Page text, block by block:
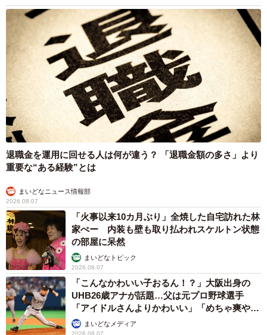
退職金を運用に回せる人は何が違う？ 「退職金額の多さ」より
重要な“ある経験”とは
まいどなニュース情報部
2026.08.07
「火事以来10カ月ぶり」全焼した自宅訪れた林
家ぺー 内装も壁も取り払われスケルトン状態
の部屋に呆然
まいどなトピック
2026.08.07
「こんなかわいい子おるん！？」大阪出身の
UHB26歳アナが話題…父は元プロ野球選手
「アイドルさんよりかわいい」「めちゃ爽や
か」まいどなメディア
2026.08.07